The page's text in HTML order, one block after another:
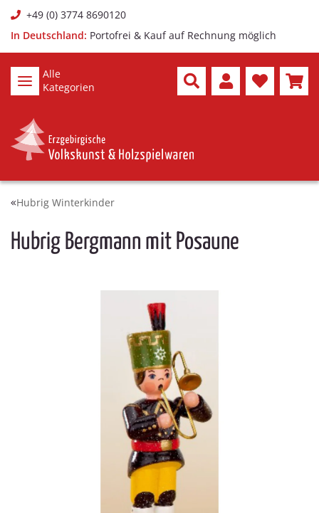
+49 (0) 3774 8690120
In Deutschland: Portofrei & Kauf auf Rechnung möglich
Alle
Kategorien
Hubrig Winterkinder
Hubrig Bergmann mit Posaune